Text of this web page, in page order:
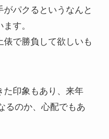
パクるというなんと
す。
で勝負して欲しいも
た印象もあり、来年
るのか、心配でもあ